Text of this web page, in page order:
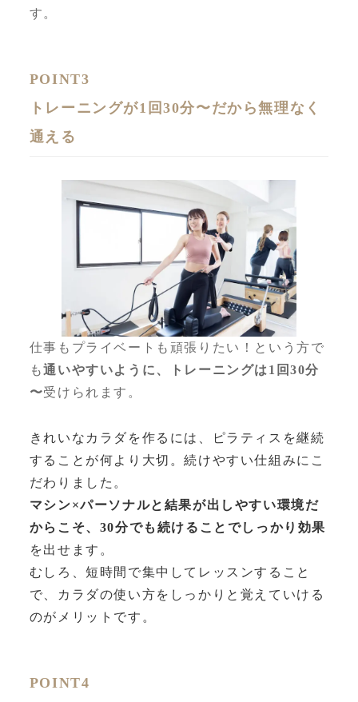
す。
POINT3
トレーニングが1回30分〜だから無理なく
通える
仕事もプライベートも頑張りたい！という方で
も通いやすいように、トレーニングは1回30分
〜受けられます。
きれいなカラダを作るには、ピラティスを継続
することが何より大切。続けやすい仕組みにこ
だわりました。
マシン×パーソナルと結果が出しやすい環境だ
からこそ、30分でも続けることでしっかり効果
を出せます。
むしろ、短時間で集中してレッスンすること
で、カラダの使い方をしっかりと覚えていける
のがメリットです。
POINT4